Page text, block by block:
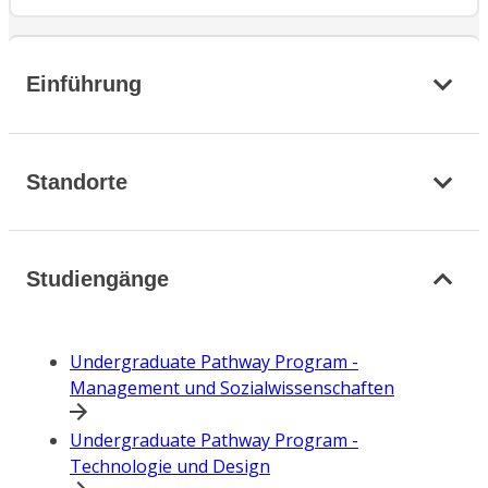
Einführung
Standorte
Studiengänge
Undergraduate Pathway Program -
Management und Sozialwissenschaften
Undergraduate Pathway Program -
Technologie und Design